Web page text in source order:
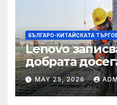
БЪЛГАРО-КИТАЙСКАТА
Lenovo
добрата
година
MAY 25, 2026